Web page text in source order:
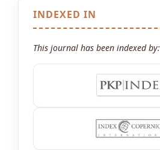
INDEXED IN
This journal has been indexed by: